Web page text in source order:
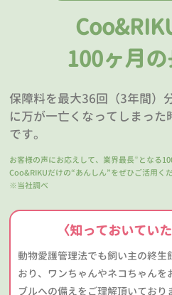
100ヶ月
保障料を最大36回（3年間）
に万が一亡くなってしまっ
です。
お客様の声にお応えして、業界最長 ※ となる
Coo&RIKUだけの“あんしん”をぜひご活用くだ
※当社調べ
〈知っておいてい
動物愛護管理法でも飼い主の終生
おり、ワンちゃんやネコちゃん
ブルへの備えをご理解頂いており